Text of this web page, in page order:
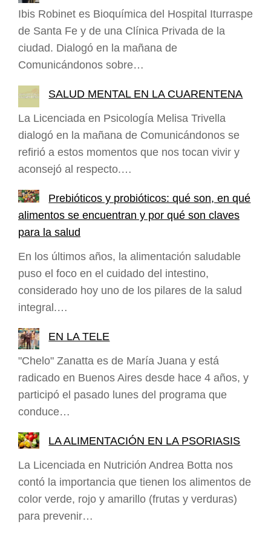
Ibis Robinet es Bioquímica del Hospital Iturraspe
de Santa Fe y de una Clínica Privada de la
ciudad. Dialogó en la mañana de
Comunicándonos sobre…
SALUD MENTAL EN LA CUARENTENA
La Licenciada en Psicología Melisa Trivella
dialogó en la mañana de Comunicándonos se
refirió a estos momentos que nos tocan vivir y
aconsejó al respecto.…
Prebióticos y probióticos: qué son, en qué
alimentos se encuentran y por qué son claves
para la salud
En los últimos años, la alimentación saludable
puso el foco en el cuidado del intestino,
considerado hoy uno de los pilares de la salud
integral.…
EN LA TELE
"Chelo" Zanatta es de María Juana y está
radicado en Buenos Aires desde hace 4 años, y
participó el pasado lunes del programa que
conduce…
LA ALIMENTACIÓN EN LA PSORIASIS
La Licenciada en Nutrición Andrea Botta nos
contó la importancia que tienen los alimentos de
color verde, rojo y amarillo (frutas y verduras)
para prevenir…